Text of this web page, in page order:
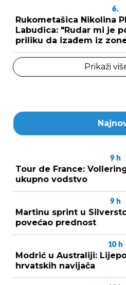
6.
Rukometašica Nikolina
Labudica: "Rudar mi je
priliku da izađem iz
Prikaži
9 h
Tour de France:
ukupno vodstvo
9 h
Martinu sprint u
povećao prednost
10 h
Modrić u Australiji:
hrvatskih navijača